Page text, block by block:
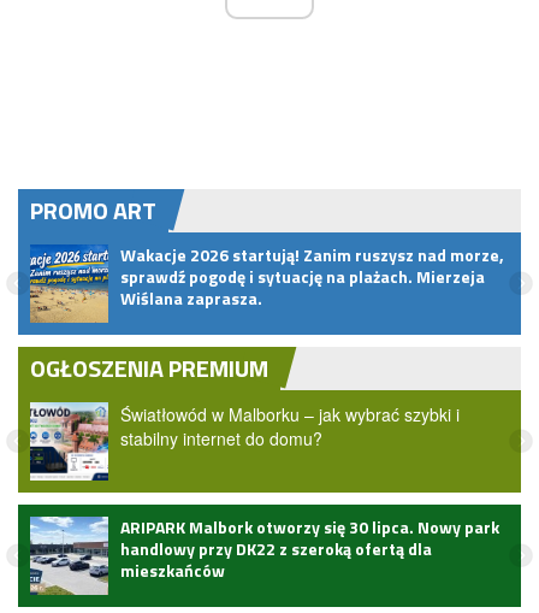
PROMO ART
Wakacje 2026 startują! Zanim ruszysz nad morze,
sprawdź pogodę i sytuację na plażach. Mierzeja
Wiślana zaprasza.
OGŁOSZENIA PREMIUM
Światłowód w Malborku – jak wybrać szybki i
stabilny internet do domu?
ARIPARK Malbork otworzy się 30 lipca. Nowy park
handlowy przy DK22 z szeroką ofertą dla
mieszkańców